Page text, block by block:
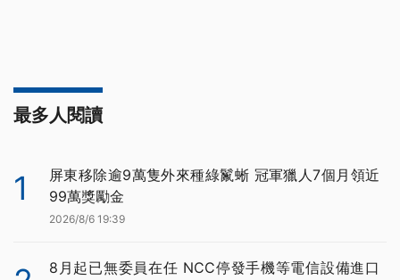
最多人閱讀
1
屏東移除逾9萬隻外來種綠鬣蜥 冠軍獵人7個月領近
99萬獎勵金
2026/8/6 19:39
8月起已無委員在任 NCC停發手機等電信設備進口